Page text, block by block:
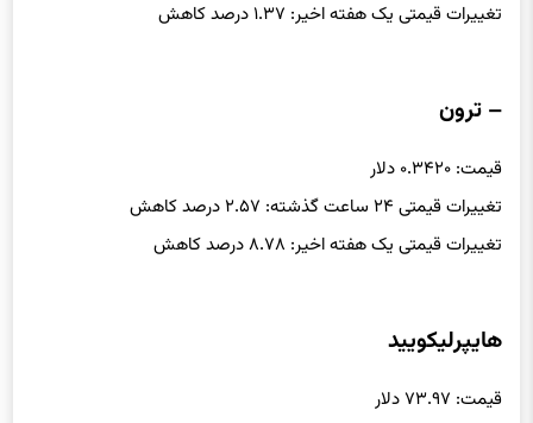
تغییرات قیمتی یک هفته اخیر: ۱.۳۷ درصد کاهش
– ترون
قیمت: ۰.۳۴۲۰ دلار
تغییرات قیمتی ۲۴ ساعت گذشته: ۲.۵۷ درصد کاهش
تغییرات قیمتی یک هفته اخیر: ۸.۷۸ درصد کاهش
هایپرلیکویید
قیمت: ۷۳.۹۷ دلار